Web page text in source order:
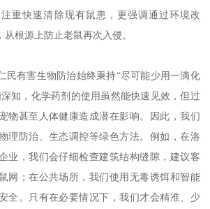
重快速清除现有鼠患，更强调通过环境改
根源上防止老鼠再次入侵。
民有害生物防治始终秉持“尽可能少用一滴化
知，化学药剂的使用虽然能快速见效，但过
物甚至人体健康造成潜在影响。因此，我们
理防治、生态调控等绿色方法。例如，在洛
业，我们会仔细检查建筑结构缝隙，建议客
网；在公共场所，我们使用无毒诱饵和智能
全。只有在必要情况下，我们才会精准、少